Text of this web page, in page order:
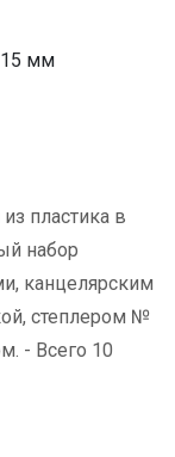
мм
пластика в
набор
- Всего 10